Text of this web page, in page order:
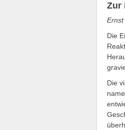
Zur
Die
Die